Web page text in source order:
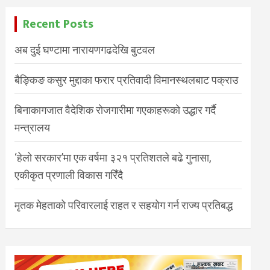
Recent Posts
अब दुई घण्टामा नारायणगढदेखि बुटवल
बैङ्किङ कसुर मुद्दाका फरार प्रतिवादी विमानस्थलबाट पक्राउ
बिनाकागजात वैदेशिक रोजगारीमा गएकाहरूको उद्धार गर्दै
मन्त्रालय
‘हेलो सरकार’मा एक वर्षमा ३२१ प्रतिशतले बढे गुनासा,
एकीकृत प्रणाली विकास गरिँदै
मृतक मेहताको परिवारलाई राहत र सहयोग गर्न राज्य प्रतिबद्ध